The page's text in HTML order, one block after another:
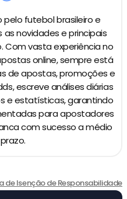
pelo futebol brasileiro e
novidades e principais
vasta experiência no
online, sempre está
de apostas, promoções e
escreve análises diárias
e estatísticas, garantindo
para apostadores
com sucesso a médio
de Isenção de Responsabilidade